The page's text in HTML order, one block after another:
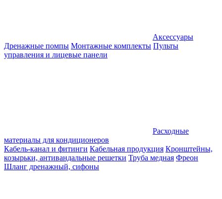
Аксессуары
Дренажные помпы Монтажные комплекты Пульты
управления и лицевые панели
Расходные
материалы для кондиционеров
Кабель-канал и фитинги Кабельная продукция Кронштейны,
козырьки, антивандальные решетки Труба медная Фреон
Шланг дренажный, сифоны